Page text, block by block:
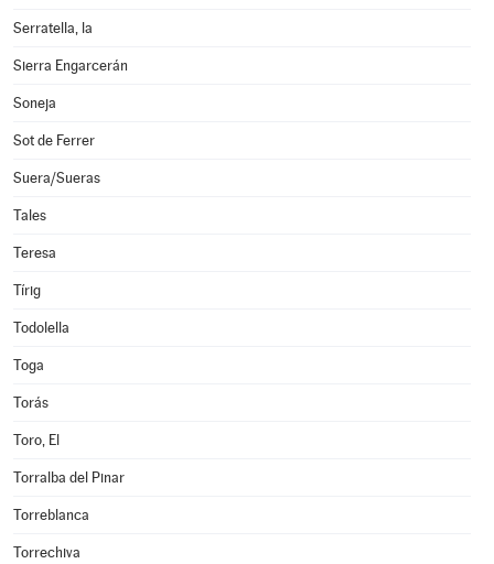
Serratella, la
Sierra Engarcerán
Soneja
Sot de Ferrer
Suera/Sueras
Tales
Teresa
Tírig
Todolella
Toga
Torás
Toro, El
Torralba del Pinar
Torreblanca
Torrechiva